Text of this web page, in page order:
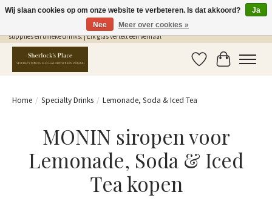
Gratis Verzending in NL vanaf €75,- | Sherlocks Place: dé plek voor MONIN siropen, bar
supplies en unieke drinks. | Elk glas vertelt een verhaal
Verlanglijst
Home / Specialty Drinks / Lemonade, Soda & Iced Tea
MONIN siropen voor
Lemonade, Soda & Iced
Tea kopen
Wij slaan cookies op om onze website te verbeteren. Is dat akkoord?
Ja
Nee
Meer over cookies »